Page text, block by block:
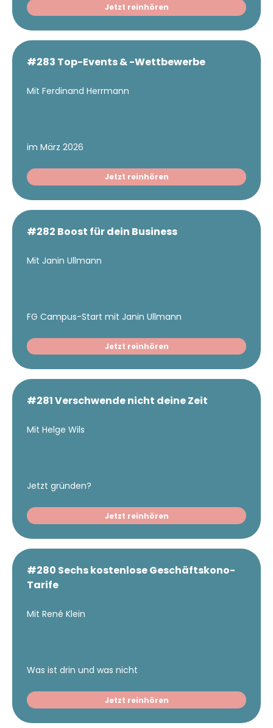
Jetzt reinhören
#283 Top-Events & -Wettbewerbe
Mit Ferdinand Herrmann
im März 2026
Jetzt reinhören
#282 Boost für dein Business
Mit Janin Ullmann
FG Campus-Start mit Janin Ullmann
Jetzt reinhören
#281 Verschwende nicht deine Zeit
Mit Helge Wils
Jetzt gründen?
Jetzt reinhören
#280 Sechs kostenlose Geschäftskono-
Tarife
Mit René Klein
Was ist drin und was nicht
Jetzt reinhören